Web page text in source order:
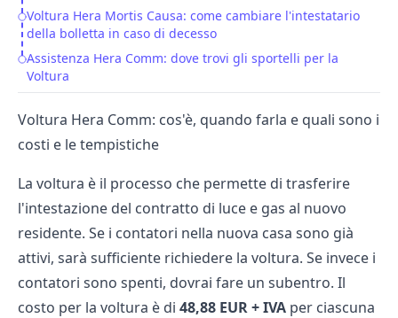
Voltura Hera Mortis Causa: come cambiare l'intestatario
della bolletta in caso di decesso
Assistenza Hera Comm: dove trovi gli sportelli per la
Voltura
Voltura Hera Comm: cos'è, quando farla e quali sono i
costi e le tempistiche
La voltura è il processo che permette di trasferire
l'intestazione del contratto di luce e gas al nuovo
residente. Se i contatori nella nuova casa sono già
attivi, sarà sufficiente richiedere la voltura. Se invece i
contatori sono spenti, dovrai fare un subentro. Il
costo per la voltura è di 48,88 EUR + IVA per ciascuna